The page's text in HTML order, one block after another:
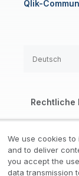
Qlik-
Rechtliche
Marken /
Deutsch
We use cookies
and to deliver
you accept the
data transmission